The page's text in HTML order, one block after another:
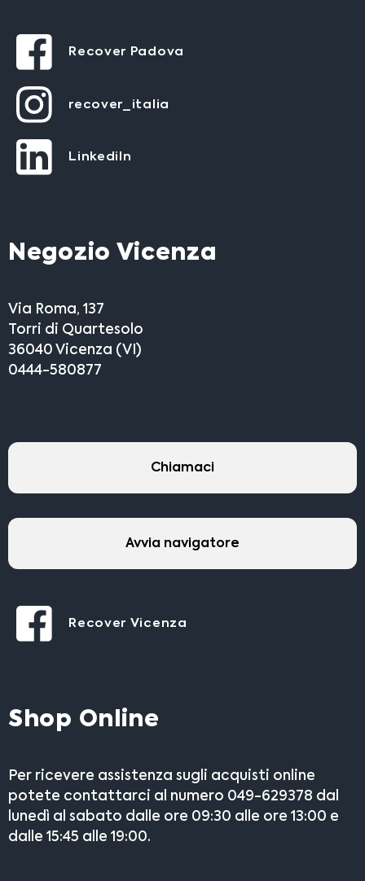
Recover Padova
recover_italia
LinkediIn
Negozio Vicenza
Via Roma, 137
Torri di Quartesolo
36040 Vicenza (VI)
0444-580877
Chiamaci
Avvia navigatore
Recover Vicenza
Shop Online
Per ricevere assistenza sugli acquisti online
potete contattarci al numero 049-629378 dal
lunedì al sabato dalle ore 09:30 alle ore 13:00 e
dalle 15:45 alle 19:00.